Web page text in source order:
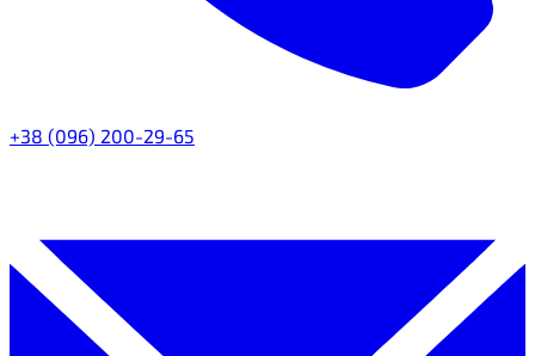
+38 (096) 200-29-65